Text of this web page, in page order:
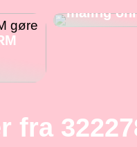
maling
fra